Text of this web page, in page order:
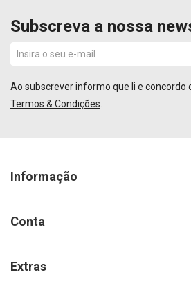
Subscreva a nossa
Ao subscrever informo que li e concordo
Termos & Condições
Informação
Conta
Extras